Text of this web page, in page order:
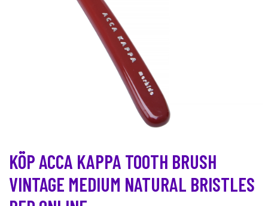
KÖP ACCA KAPPA TOOTH BRUSH
VINTAGE MEDIUM NATURAL BRISTLES